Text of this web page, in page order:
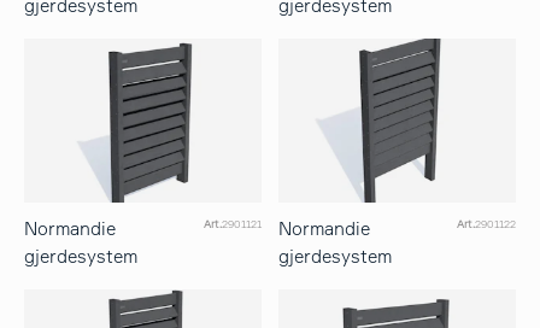
gjerdesystem
gjerdesystem
Normandie
gjerdesystem
Art.2901121
Normandie
gjerdesystem
Art.2901122